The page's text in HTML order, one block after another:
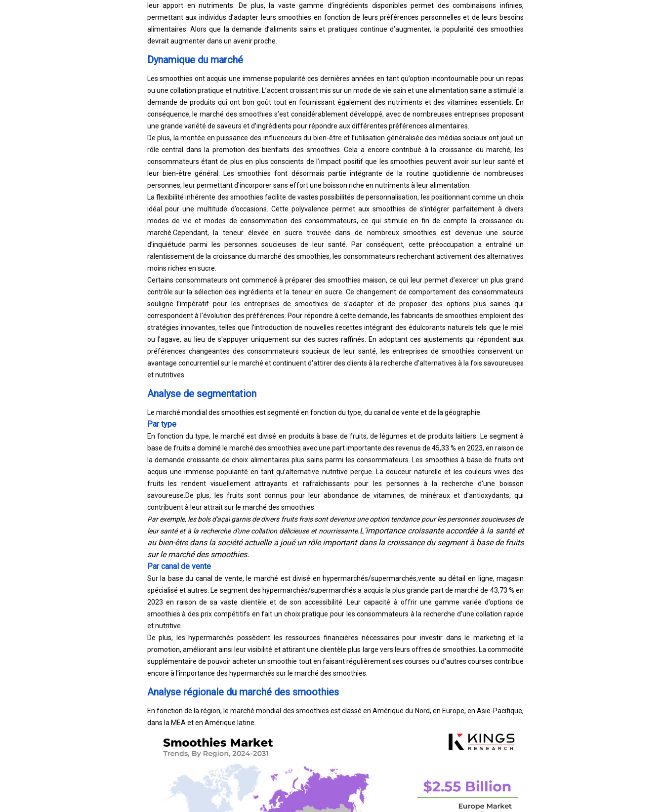
leur apport en nutriments. De plus, la vaste gamme d’ingrédients disponibles permet des combinaisons infinies,
permettant aux individus d’adapter leurs smoothies en fonction de leurs préférences personnelles et de leurs besoins
alimentaires. Alors que la demande d’aliments sains et pratiques continue d’augmenter, la popularité des smoothies
devrait augmenter dans un avenir proche.
Dynamique du marché
Les smoothies ont acquis une immense popularité ces dernières années en tant qu’option incontournable pour un repas
ou une collation pratique et nutritive. L’accent croissant mis sur un mode de vie sain et une alimentation saine a stimulé la
demande de produits qui ont bon goût tout en fournissant également des nutriments et des vitamines essentiels. En
conséquence, le marché des smoothies s’est considérablement développé, avec de nombreuses entreprises proposant
une grande variété de saveurs et d’ingrédients pour répondre aux différentes préférences alimentaires.
De plus, la montée en puissance des influenceurs du bien-être et l’utilisation généralisée des médias sociaux ont joué un
rôle central dans la promotion des bienfaits des smoothies. Cela a encore contribué à la croissance du marché, les
consommateurs étant de plus en plus conscients de l’impact positif que les smoothies peuvent avoir sur leur santé et
leur bien-être général. Les smoothies font désormais partie intégrante de la routine quotidienne de nombreuses
personnes, leur permettant d'incorporer sans effort une boisson riche en nutriments à leur alimentation.
La flexibilité inhérente des smoothies facilite de vastes possibilités de personnalisation, les positionnant comme un choix
idéal pour une multitude d’occasions. Cette polyvalence permet aux smoothies de s’intégrer parfaitement à divers
modes de vie et modes de consommation des consommateurs, ce qui stimule en fin de compte la croissance du
marché. Cependant, la teneur élevée en sucre trouvée dans de nombreux smoothies est devenue une source
d’inquiétude parmi les personnes soucieuses de leur santé. Par conséquent, cette préoccupation a entraîné un
ralentissement de la croissance du marché des smoothies, les consommateurs recherchant activement des alternatives
moins riches en sucre.
Certains consommateurs ont commencé à préparer des smoothies maison, ce qui leur permet d’exercer un plus grand
contrôle sur la sélection des ingrédients et la teneur en sucre. Ce changement de comportement des consommateurs
souligne l’impératif pour les entreprises de smoothies de s’adapter et de proposer des options plus saines qui
correspondent à l’évolution des préférences. Pour répondre à cette demande, les fabricants de smoothies emploient des
stratégies innovantes, telles que l'introduction de nouvelles recettes intégrant des édulcorants naturels tels que le miel
ou l'agave, au lieu de s'appuyer uniquement sur des sucres raffinés. En adoptant ces ajustements qui répondent aux
préférences changeantes des consommateurs soucieux de leur santé, les entreprises de smoothies conservent un
avantage concurrentiel sur le marché et continuent d'attirer des clients à la recherche d'alternatives à la fois savoureuses
et nutritives.
Analyse de segmentation
Le marché mondial des smoothies est segmenté en fonction du type, du canal de vente et de la géographie.
Par type
En fonction du type, le marché est divisé en produits à base de fruits, de légumes et de produits laitiers. Le segment à
base de fruits a dominé le marché des smoothies avec une part importante des revenus de 45,33 % en 2023, en raison de
la demande croissante de choix alimentaires plus sains parmi les consommateurs. Les smoothies à base de fruits ont
acquis une immense popularité en tant qu’alternative nutritive perçue. La douceur naturelle et les couleurs vives des
fruits les rendent visuellement attrayants et rafraîchissants pour les personnes à la recherche d'une boisson
savoureuse. De plus, les fruits sont connus pour leur abondance de vitamines, de minéraux et d’antioxydants, qui
contribuent à leur attrait sur le marché des smoothies.
Par exemple, les bols d'açaï garnis de divers fruits frais sont devenus une option tendance pour les personnes soucieuses de
leur santé et à la recherche d'une collation délicieuse et nourrissante.L'importance croissante accordée à la santé et
au bien-être dans la société actuelle a joué un rôle important dans la croissance du segment à base de fruits
sur le marché des smoothies.
Par canal de vente
Sur la base du canal de vente, le marché est divisé en hypermarchés/supermarchés,vente au détail en ligne, magasin
spécialisé et autres. Le segment des hypermarchés/supermarchés a acquis la plus grande part de marché de 43,73 % en
2023 en raison de sa vaste clientèle et de son accessibilité. Leur capacité à offrir une gamme variée d’options de
smoothies à des prix compétitifs en fait un choix pratique pour les consommateurs à la recherche d’une collation rapide
et nutritive.
De plus, les hypermarchés possèdent les ressources financières nécessaires pour investir dans le marketing et la
promotion, améliorant ainsi leur visibilité et attirant une clientèle plus large vers leurs offres de smoothies. La commodité
supplémentaire de pouvoir acheter un smoothie tout en faisant régulièrement ses courses ou d'autres courses contribue
encore à l'importance des hypermarchés sur le marché des smoothies.
Analyse régionale du marché des smoothies
En fonction de la région, le marché mondial des smoothies est classé en Amérique du Nord, en Europe, en Asie-Pacifique,
dans la MEA et en Amérique latine.